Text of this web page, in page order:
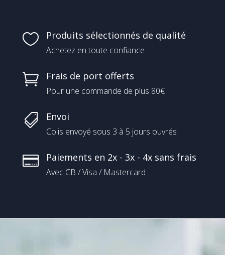
 Produits sélectionnés de qualité
Achetez en toute confiance
 Frais de port offerts
Pour une commande de plus 80€
 Envoi
Colis envoyé sous 3 à 5 jours ouvrés
 Paiements en 2x - 3x - 4x sans frais
Avec CB / Visa / Mastercard